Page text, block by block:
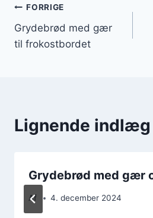
FORRIGE
Grydebrød med gær
til frokostbordet
Lignende indlæg
Grydebrød med gær
Af 4. december 2024